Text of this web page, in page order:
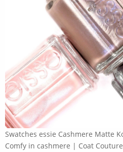
Swatches essie Cashmere Matte
Comfy in cashmere | Coat Couture